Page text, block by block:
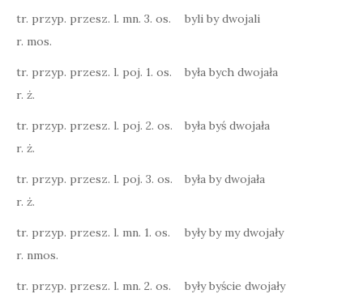
tr. przyp. przesz. l. mn. 3. os.
r. mos.
byli by dwojali
tr. przyp. przesz. l. poj. 1. os.
r. ż.
była bych dwojała
tr. przyp. przesz. l. poj. 2. os.
r. ż.
była byś dwojała
tr. przyp. przesz. l. poj. 3. os.
r. ż.
była by dwojała
tr. przyp. przesz. l. mn. 1. os.
r. nmos.
były by my dwojały
tr. przyp. przesz. l. mn. 2. os.
były byście dwojały